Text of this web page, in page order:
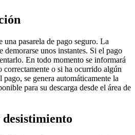
una pasarela de pago seguro. La
unos instantes. Si el pago
En todo momento se informará
correctamente o si ha ocurrido algún
se genera automáticamente la
para su descarga desde el área de
desistimiento